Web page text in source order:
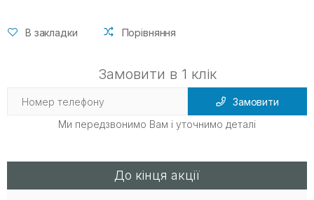
В закладки Порівняння
Замовити в 1 клік
Замовити
Ми передзвонимо Вам і уточнимо деталі
До кінця акції